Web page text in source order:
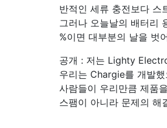
반적인 세류 충전보다 스
그러나 오늘날의 배터리
%이면 대부분의 날을 벗
공개 : 저는 Lighty
우리는 Chargie를 개발
사람들이 우리만큼 제품
스팸이 아니라 문제의 해